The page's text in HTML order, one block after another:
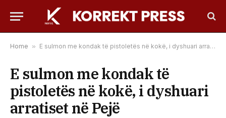
Home » E sulmon me kondak të pistoletës në kokë, i dyshuari arratiset në Pejë
E sulmon me kondak të
pistoletës në kokë, i dyshuari
arratiset në Pejë